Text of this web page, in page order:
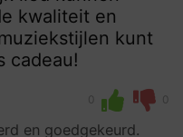
kwaliteit en
kunt
cadeau!
0 0
en goedgekeurd.